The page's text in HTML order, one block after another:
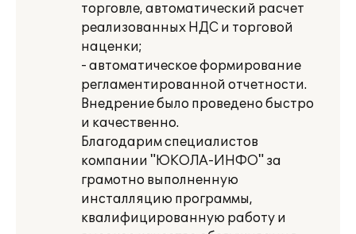
торговле, автоматический расчет
реализованных НДС и торговой
наценки;
- автоматическое формирование
регламентированной отчетности.
Внедрение было проведено быстро
и качественно.
Благодарим специалистов
компании "ЮКОЛА-ИНФО" за
грамотно выполненную
инсталляцию программы,
квалифицированную работу и